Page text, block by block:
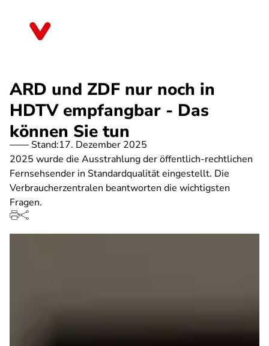
ARD und ZDF nur noch in
HDTV empfangbar - Das
können Sie tun
Stand:17. Dezember 2025
2025 wurde die Ausstrahlung der öffentlich-rechtlichen
Fernsehsender in Standardqualität eingestellt. Die
Verbraucherzentralen beantworten die wichtigsten
Fragen.